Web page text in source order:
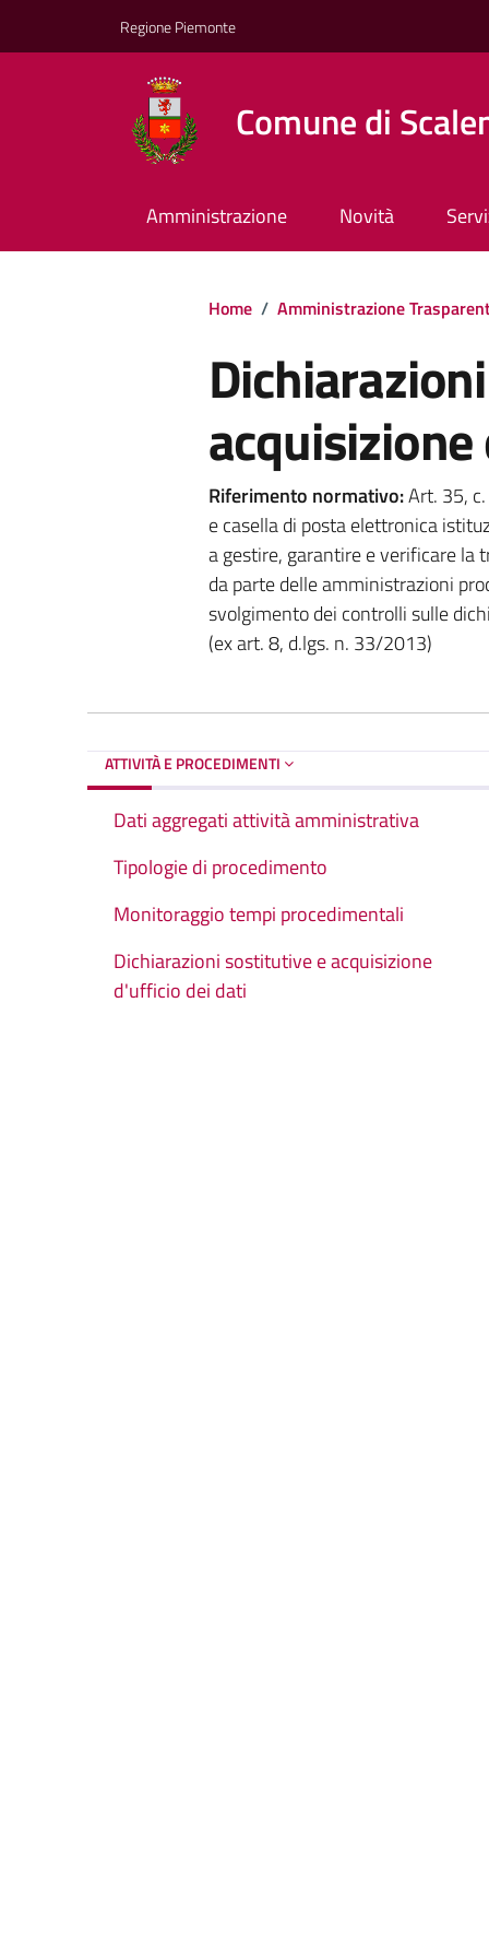
Regione Piemonte
Comune di
Amministrazione Novità
Home / Amministrazione
Riferimento normativo:Art. 35,
e casella di posta elettronica
a gestire, garantire e verificare la
da parte delle amministrazioni
svolgimento dei controlli sulle
(ex art. 8, d.lgs. n. 33/2013)
ATTIVITÀ E PROCEDIMENTI
Dati aggregati attività amministrativa
Tipologie di procedimento
Monitoraggio tempi procedimentali
Dichiarazioni sostitutive e acquisizione
d'ufficio dei dati